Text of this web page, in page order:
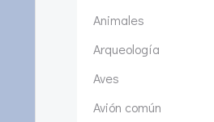
Animales
Arqueología
Aves
Avión común